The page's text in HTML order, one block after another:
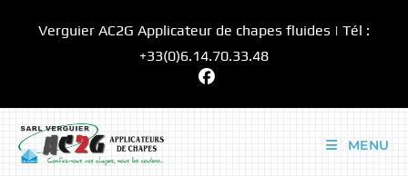
Verguier AC2G Applicateur de chapes fluides | Tél :
+33(0)6.14.70.33.48
MENU